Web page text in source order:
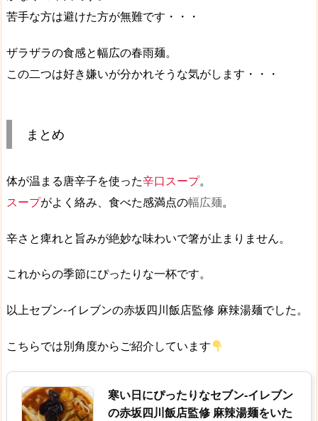
苦手な方は避けた方が無難です・・・
ザラザラの食感と幅広の春雨麺。
この二つは好き嫌いが分かれそうな気がします・・・
まとめ
体が温まる唐辛子を使った辛口スープ。
スープがよく絡み、食べた感満点の幅広麺。
辛さと痺れと旨みが絶妙な味わいで箸が止まりません。
これからの季節にぴったりな一杯です。
以上セブン-イレブンの赤坂四川飯店監修 麻辣湯麺でした。
こちらでは別角度からご紹介しています
寒い日にぴったりなセブン-イレブン
の赤坂四川飯店監修 麻辣湯麺をいた